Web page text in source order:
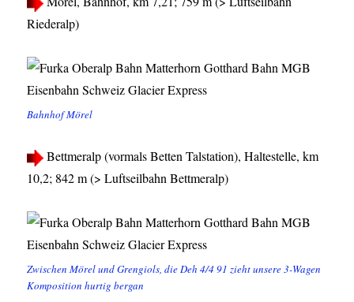
Riederalp)
Bahnhof Mörel
Bettmeralp (vormals Betten Talstation), Haltestelle, km
10,2; 842 m (> Luftseilbahn Bettmeralp)
Zwischen Mörel und Grengiols, die Deh 4/4 91 zieht unsere 3-Wagen
Komposition hurtig bergan